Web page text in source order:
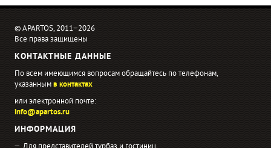
© APARTOS, 2011−2026
Все права защищены
КОНТАКТНЫЕ ДАННЫЕ
По всем имеющимся вопросам обращайтесь по телефонам,
указаннымв контактах
или электронной почте:
info@apartos.ru
ИНФОРМАЦИЯ